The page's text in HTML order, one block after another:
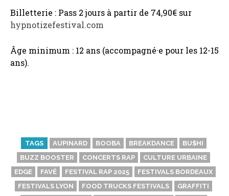
Billetterie : Pass 2 jours à partir de 74,90€ sur
hypnotizefestival.com
Âge minimum : 12 ans (accompagné·e pour les 12-15
ans).
TAGS AUPINARD BOOBA BREAKDANCE
BU$HI
BUZZ BOOSTER
CONCERTS RAP
CULTURE URBAINE
EDGE
FAVÉ FESTIVAL RAP 2025
FESTIVALS BORDEAUX
FESTIVALS LYON
FOOD TRUCKS FESTIVALS
GRAFFITI